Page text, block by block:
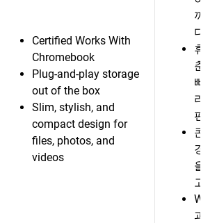
Certified Works With
Chromebook
Plug-and-play storage
out of the box
Slim, stylish, and
compact design for
files, photos, and
videos